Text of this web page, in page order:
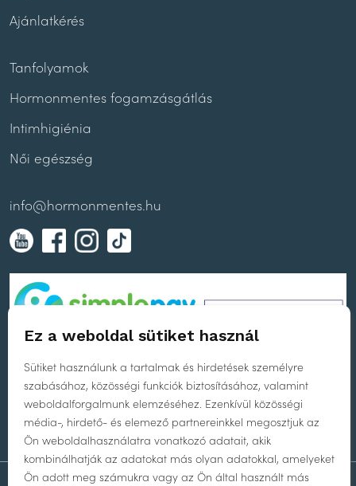
Ez a weboldal sütiket használ
Sütiket használunk a tartalmak és hirdetések személyre
szabásához, közösségi funkciók biztosításához, valamint
weboldalforgalmunk elemzéséhez. Ezenkívül közösségi
média-, hirdető- és elemező partnereinkkel megosztjuk az
Ön weboldalhasználatra vonatkozó adatait, akik
kombinálhatják az adatokat más olyan adatokkal, amelyeket
Ön adott meg számukra vagy az Ön által használt más
Ajánlatkérés
Tanfolyamok
Hormonmentes fogamzásgátlás
Intimhigiénia
Női egészség
info@hormonmentes.hu
WEBOLDAL TERVEZÉS ÉS FEJLESZTÉS: PLUS CREATIVE AGENCY